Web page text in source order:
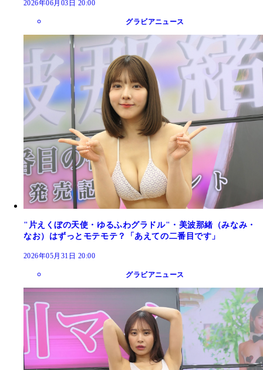
2026年06月03日 20:00
グラビアニュース
"片えくぼの天使・ゆるふわグラドル"・美波那緒（みなみ・
なお）はずっとモテモテ？「あえての二番目です」
2026年05月31日 20:00
グラビアニュース